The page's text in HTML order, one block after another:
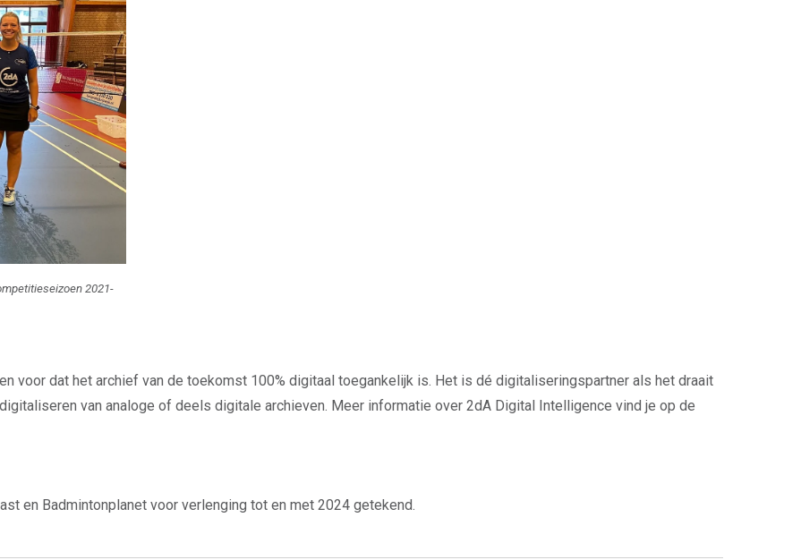
2021-
voor dat het archief van de toekomst 100% digitaal toegankelijk is. Het is dé digitaliseringspartner als het draait
van analoge of deels digitale archieven. Meer informatie over 2dA Digital Intelligence vind je op de
en Badmintonplanet voor verlenging tot en met 2024 getekend.